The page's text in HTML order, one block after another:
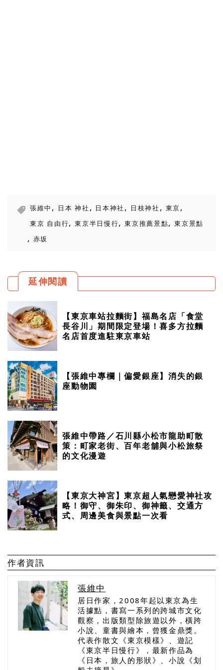
張維中 , 日本 神社 , 日本神社 , 日枝神社 , 東京,
東京 自由行, 東京半日慢行, 東京推薦景點, 東京景點
, 赤坂
延伸閱讀
【東京車站拉麵街】福島名店「食堂
長谷川」期間限定登場！喜多方拉麵
名店首度進駐東京車站
【張維中專欄｜偏愛銀座】消失的銀
座動物園
張維中帶路／石川縣小松市龍助町散
策：町家老街、百年老舖與小松旅祭
的文化漫遊
【東京大神宮】東京超人氣戀愛神社攻
略！御守、御朱印、御神籤、交通方
式、周邊美食與景點一次看
作者資訊
張維中
居日作家，2008年起以東京為生
活據點，書寫一系列的跨城市文化
觀察，出版類型除旅遊以外，橫跨
小說、童書與繪本，曾獲金鼎獎。
代表作散文《東京模樣》、遊記
《東京半日慢行》，最新作品為
《日本，旅人的形狀》、小說《划